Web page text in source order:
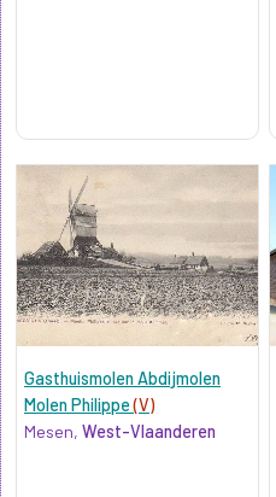
Gasthuismolen Abdijmolen
Molen Philippe(V)
Mesen, West-Vlaanderen